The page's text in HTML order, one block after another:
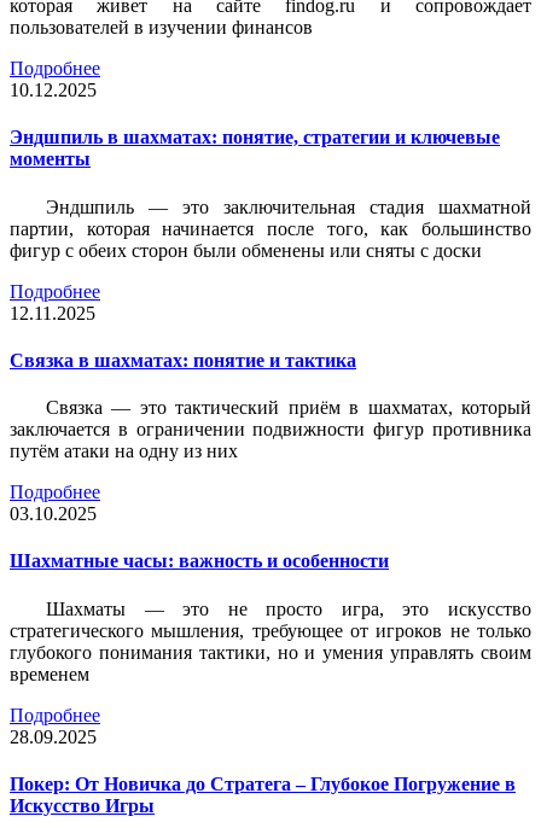
которая живет на сайте findog.ru и сопровождает
пользователей в изучении финансов
Подробнее
10.12.2025
Эндшпиль в шахматах: понятие, стратегии и ключевые
моменты
Эндшпиль — это заключительная стадия шахматной
партии, которая начинается после того, как большинство
фигур с обеих сторон были обменены или сняты с доски
Подробнее
12.11.2025
Связка в шахматах: понятие и тактика
Связка — это тактический приём в шахматах, который
заключается в ограничении подвижности фигур противника
путём атаки на одну из них
Подробнее
03.10.2025
Шахматные часы: важность и особенности
Шахматы — это не просто игра, это искусство
стратегического мышления, требующее от игроков не только
глубокого понимания тактики, но и умения управлять своим
временем
Подробнее
28.09.2025
Покер: От Новичка до Стратега – Глубокое Погружение в
Искусство Игры